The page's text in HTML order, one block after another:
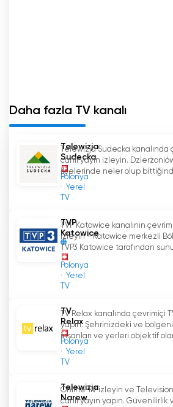
Daha fazla TV kanalı
Telewizja
Sudecka
Polonya
Yerel
TV
Telewizja Sudecka
canlı yayın izleyin.
ilçelerinde neler olup
TVP
Katowice
Polonya
Yerel
TV
TVP Katowice kanalının
izleyin - Katowice merkezli
TVP3 Katowice tarafından
TV
Relax
Polonya
Yerel
TV
TV Relax kanalında çevrimiçi
yapın. Şehrinizdeki ve
insanları ve yerleri objektif
Telewizja
Narew
Online TV izleyin ve
canlı yayın yapın.